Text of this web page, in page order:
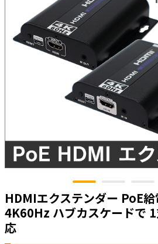
エアコン・換気扇・空調資材
太陽光発電ケーブル・コネクタ・関連資
材/機器
電源ケーブル／コネクタ／分電盤／ブレ
照明・照明器具
電源タップ・延長コード
スイッチ・コンセント（配線器具）
PF管/FEP管/CD管/情報線保護管
ボックス・ビニル電線管付属品・引き込
工具関連
EV充電設備工事関連
太陽光発電工事
ホテル・病院向け
HDMIエクステンダー PoE
4K60Hz ハブカスケードで
応